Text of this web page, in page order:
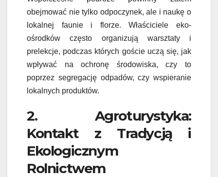
obejmować nie tylko odpoczynek, ale i naukę o
lokalnej faunie i florze. Właściciele eko-
ośrodków często organizują warsztaty i
prelekcje, podczas których goście uczą się, jak
wpływać na ochronę środowiska, czy to
poprzez segregację odpadów, czy wspieranie
lokalnych produktów.
2. Agroturystyka:
Kontakt z Tradycją i
Ekologicznym
Rolnictwem